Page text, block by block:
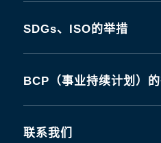
SDGs、ISO的举措
BCP（事业持续计划）
联系我们